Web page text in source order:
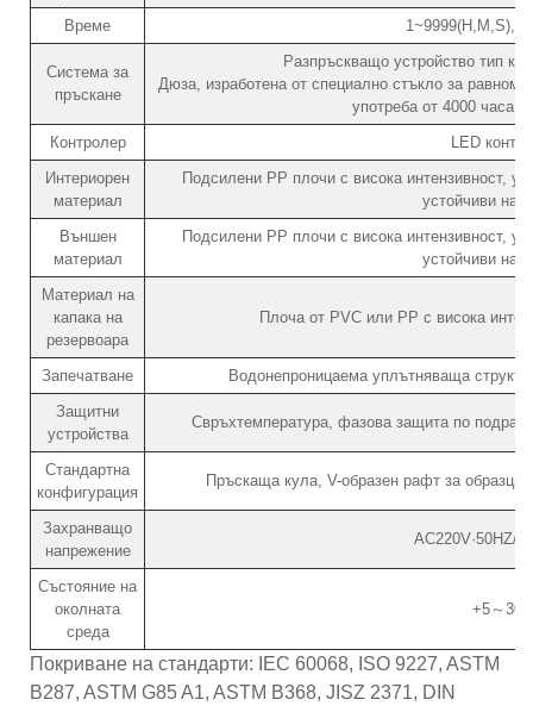
Време 1~9999(H,M,S),
Система за
пръскане
Разпръскващо устройство тип
Дюза, изработена от специално стъкло за
употреба от 4000 часа
Контролер
LED
Интериорен
материал
Подсилени PP плочи с висока интензивност,
устойчиви на
Външен
материал
Подсилени PP плочи с висока интензивност,
устойчиви на
Материал на
капака на
резервоара
Плоча от PVC или PP с висока
Запечатване
Водонепроницаема уплътняваща
Защитни
устройства
Свръхтемпература, фазова защита по
Стандартна
конфигурация
Пръскаща кула, V-образен рафт за
Захранващо
напрежение
AC220V·50HZ/
Състояние на
околната
среда
+5～
Покриване на стандарти: IEC 60068, ISO 9227, ASTM
B287, ASTM G85 A1, ASTM B368, JISZ 2371, DIN